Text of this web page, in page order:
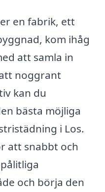
en fabrik, ett
kom ihåg
att samla in
noggrant
kan du
bästa möjliga
i Los.
att snabbt och
och börja den